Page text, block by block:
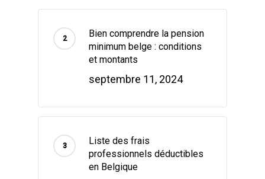
Bien comprendre la pension
minimum belge : conditions
et montants
septembre 11, 2024
Liste des frais
professionnels déductibles
en Belgique